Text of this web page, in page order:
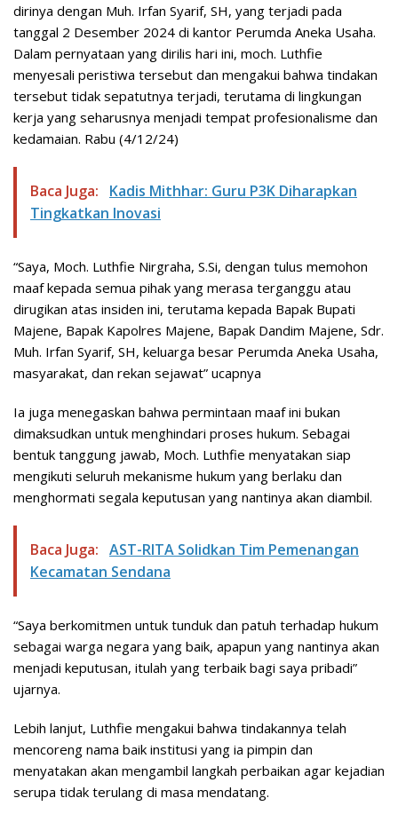
dirinya dengan Muh. Irfan Syarif, SH, yang terjadi pada
tanggal 2 Desember 2024 di kantor Perumda Aneka Usaha.
Dalam pernyataan yang dirilis hari ini, moch. Luthfie
menyesali peristiwa tersebut dan mengakui bahwa tindakan
tersebut tidak sepatutnya terjadi, terutama di lingkungan
kerja yang seharusnya menjadi tempat profesionalisme dan
kedamaian. Rabu (4/12/24)
Baca Juga:
Kadis Mithhar: Guru P3K Diharapkan
Tingkatkan Inovasi
“Saya, Moch. Luthfie Nirgraha, S.Si, dengan tulus memohon
maaf kepada semua pihak yang merasa terganggu atau
dirugikan atas insiden ini, terutama kepada Bapak Bupati
Majene, Bapak Kapolres Majene, Bapak Dandim Majene, Sdr.
Muh. Irfan Syarif, SH, keluarga besar Perumda Aneka Usaha,
masyarakat, dan rekan sejawat” ucapnya
Ia juga menegaskan bahwa permintaan maaf ini bukan
dimaksudkan untuk menghindari proses hukum. Sebagai
bentuk tanggung jawab, Moch. Luthfie menyatakan siap
mengikuti seluruh mekanisme hukum yang berlaku dan
menghormati segala keputusan yang nantinya akan diambil.
Baca Juga: AST-RITA Solidkan Tim Pemenangan
Kecamatan Sendana
“Saya berkomitmen untuk tunduk dan patuh terhadap hukum
sebagai warga negara yang baik, apapun yang nantinya akan
menjadi keputusan, itulah yang terbaik bagi saya pribadi”
ujarnya.
Lebih lanjut, Luthfie mengakui bahwa tindakannya telah
mencoreng nama baik institusi yang ia pimpin dan
menyatakan akan mengambil langkah perbaikan agar kejadian
serupa tidak terulang di masa mendatang.